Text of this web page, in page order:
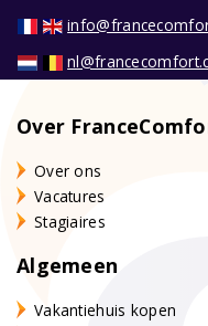
Over
Over ons
Vacatures
Stagiaires
Algemeen
Vakantiehuis kopen